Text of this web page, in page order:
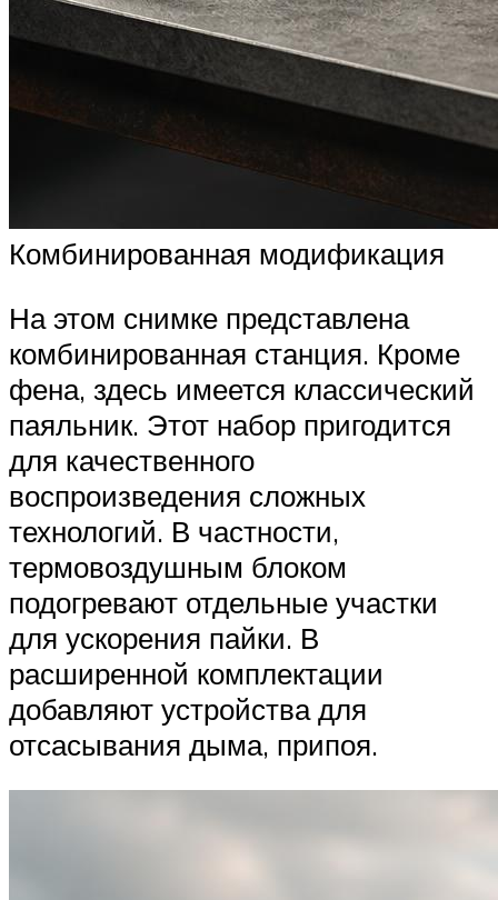
Комбинированная модификация
На этом снимке представлена
комбинированная станция. Кроме
фена, здесь имеется классический
паяльник. Этот набор пригодится
для качественного
воспроизведения сложных
технологий. В частности,
термовоздушным блоком
подогревают отдельные участки
для ускорения пайки. В
расширенной комплектации
добавляют устройства для
отсасывания дыма, припоя.